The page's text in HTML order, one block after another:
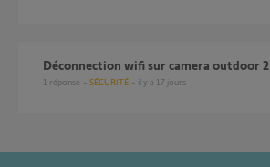
Déconnection wifi sur camera outdoor 2
1 réponse SÉCURITÉ il y a 17 jours